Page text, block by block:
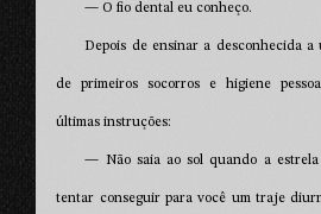
— O fio dental eu conheço.
Depois de ensinar a desconhecida
de primeiros socorros e higiene
últimas instruções:
— Não saia ao sol quando a
tentar conseguir para você um traje